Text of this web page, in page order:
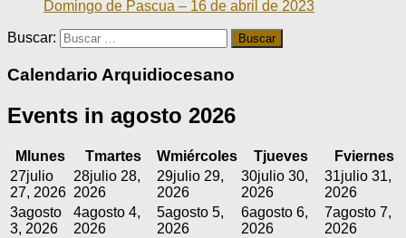
Domingo de Pascua – 16 de abril de 2023
Buscar:
Calendario Arquidiocesano
Events in agosto 2026
M lunes Tmartes Wmiércoles Tjueves Fviernes
27julio
27, 2026
28julio 28,
2026
29julio 29,
2026
30julio 30,
2026
31julio 31,
2026
3agosto
3, 2026
4agosto 4,
2026
5agosto 5,
2026
6agosto 6,
2026
7agosto 7,
2026